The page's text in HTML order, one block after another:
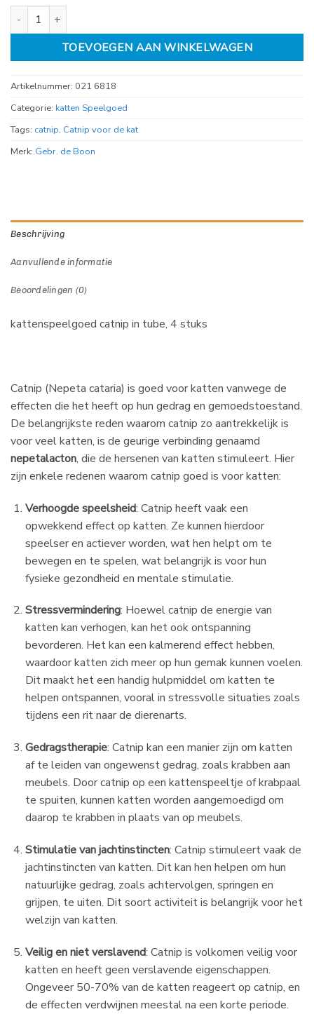
kattenspeelgoed catnip in tube, 4 stuks aantal
TOEVOEGEN AAN WINKELWAGEN
Artikelnummer: 021 6818
Categorie: katten Speelgoed
Tags: catnip, Catnip voor de kat
Merk: Gebr. de Boon
Beschrijving
Aanvullende informatie
Beoordelingen (0)
kattenspeelgoed catnip in tube, 4 stuks
Catnip (Nepeta cataria) is goed voor katten vanwege de
effecten die het heeft op hun gedrag en gemoedstoestand.
De belangrijkste reden waarom catnip zo aantrekkelijk is
voor veel katten, is de geurige verbinding genaamd
nepetalacton, die de hersenen van katten stimuleert. Hier
zijn enkele redenen waarom catnip goed is voor katten:
Verhoogde speelsheid: Catnip heeft vaak een
opwekkend effect op katten. Ze kunnen hierdoor
speelser en actiever worden, wat hen helpt om te
bewegen en te spelen, wat belangrijk is voor hun
fysieke gezondheid en mentale stimulatie.
Stressvermindering: Hoewel catnip de energie van
katten kan verhogen, kan het ook ontspanning
bevorderen. Het kan een kalmerend effect hebben,
waardoor katten zich meer op hun gemak kunnen voelen.
Dit maakt het een handig hulpmiddel om katten te
helpen ontspannen, vooral in stressvolle situaties zoals
tijdens een rit naar de dierenarts.
Gedragstherapie: Catnip kan een manier zijn om katten
af te leiden van ongewenst gedrag, zoals krabben aan
meubels. Door catnip op een kattenspeeltje of krabpaal
te spuiten, kunnen katten worden aangemoedigd om
daarop te krabben in plaats van op meubels.
Stimulatie van jachtinstincten: Catnip stimuleert vaak de
jachtinstincten van katten. Dit kan hen helpen om hun
natuurlijke gedrag, zoals achtervolgen, springen en
grijpen, te uiten. Dit soort activiteit is belangrijk voor het
welzijn van katten.
Veilig en niet verslavend: Catnip is volkomen veilig voor
katten en heeft geen verslavende eigenschappen.
Ongeveer 50-70% van de katten reageert op catnip, en
de effecten verdwijnen meestal na een korte periode.